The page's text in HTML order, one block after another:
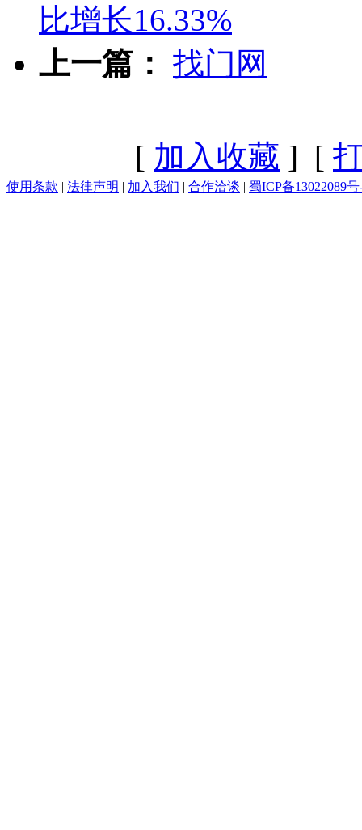
比增长16.33%
上一篇： 找门网
[ 加入收藏 ] [
使用条款 | 法律声明 | 加入我们 | 合作洽谈 | 蜀ICP备13022089号